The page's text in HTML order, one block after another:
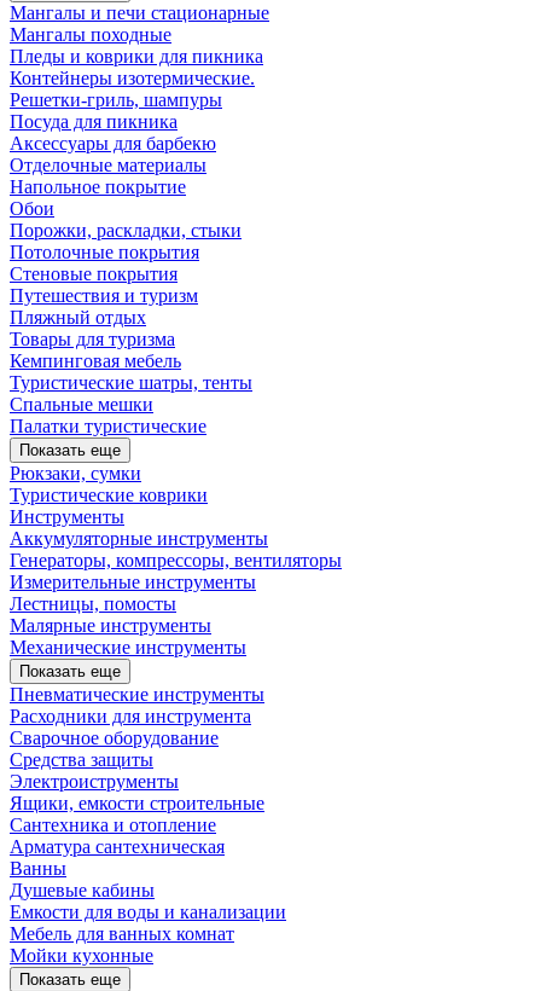
Мангалы и печи стационарные
Мангалы походные
Пледы и коврики для пикника
Контейнеры изотермические.
Решетки-гриль, шампуры
Посуда для пикника
Аксессуары для барбекю
Отделочные материалы
Напольное покрытие
Обои
Порожки, раскладки, стыки
Потолочные покрытия
Стеновые покрытия
Путешествия и туризм
Пляжный отдых
Товары для туризма
Кемпинговая мебель
Туристические шатры, тенты
Спальные мешки
Палатки туристические
Показать еще
Рюкзаки, сумки
Туристические коврики
Инструменты
Аккумуляторные инструменты
Генераторы, компрессоры, вентиляторы
Измерительные инструменты
Лестницы, помосты
Малярные инструменты
Механические инструменты
Показать еще
Пневматические инструменты
Расходники для инструмента
Сварочное оборудование
Средства защиты
Электроиструменты
Ящики, емкости строительные
Сантехника и отопление
Арматура сантехническая
Ванны
Душевые кабины
Емкости для воды и канализации
Мебель для ванных комнат
Мойки кухонные
Показать еще